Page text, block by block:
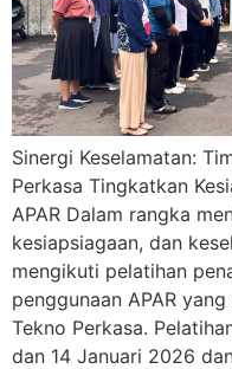
Sinergi Keselamatan:
Perkasa Tingkatkan
APAR Dalam rangka
kesiapsiagaan, dan
mengikuti pelatihan
penggunaan APAR
Tekno Perkasa.
dan 14 Januari 2026